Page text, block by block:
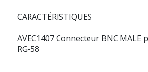
CARACTÉRISTIQUES
AVEC1407 Connecteur BNC MALE
RG-58